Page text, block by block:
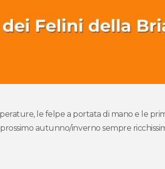
le felpe a portata di mano e le
autunno/inverno sempre